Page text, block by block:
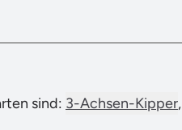
sind: 3-Achsen-Kipper,